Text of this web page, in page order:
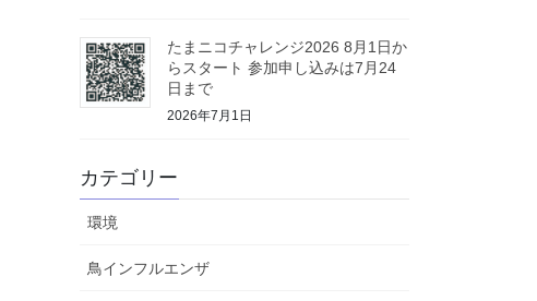
たまニコチャレンジ2026 8月1日か
らスタート 参加申し込みは7月24
日まで
2026年7月1日
カテゴリー
環境
鳥インフルエンザ